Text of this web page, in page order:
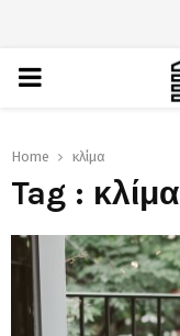
PRIMARY
Home κλίμα
Tag : κλίμα